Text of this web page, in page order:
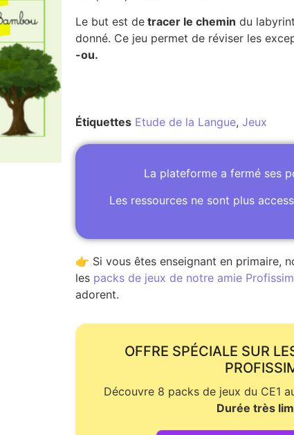
Le but est de tracer le chemin du
donné. Ce jeu permet de réviser les
-ou.
Étiquettes Etude de la Langue, Jeux
La plateforme a fermé ses
Les ressources ne sont plus
👉 Si vous êtes enseignant en primaire,
les packs de jeux de notre amie
adorent.
OFFRE SPÉCIALE SUR
Découvre 8 packs de jeux du CE1
Durée très